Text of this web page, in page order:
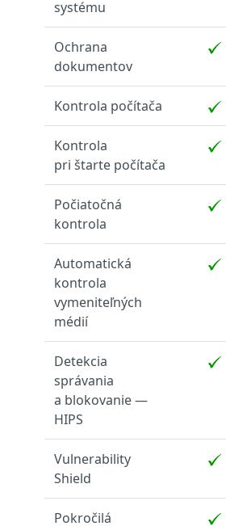
systému
Ochrana
dokumentov
Kontrola počítača
Kontrola
pri štarte počítača
Počiatočná
kontrola
Automatická
kontrola
vymeniteľných
médií
Detekcia
správania
a blokovanie —
HIPS
Vulnerability
Shield
Pokročilá